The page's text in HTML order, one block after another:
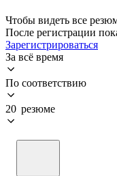
Чтобы видеть все
После регистрации
Зарегистрироваться
За всё время
По соответствию
20 резюме